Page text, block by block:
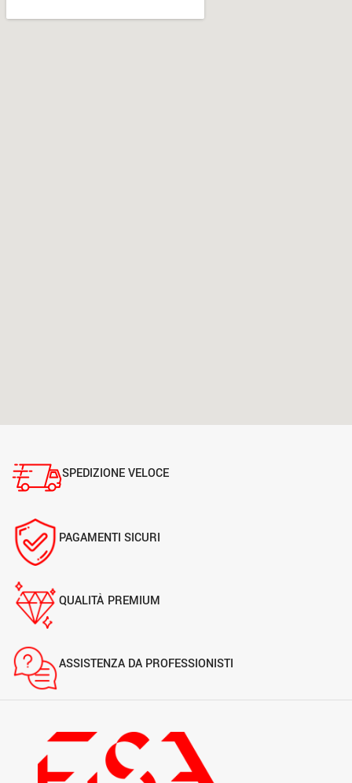
SPEDIZIONE VELOCE
PAGAMENTI SICURI
QUALITÀ PREMIUM
ASSISTENZA DA PROFESSIONISTI